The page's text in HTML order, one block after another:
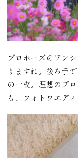
プロポーズのワン
りますね。後ろ手
の一枚。理想のプ
も、フォトウエデ